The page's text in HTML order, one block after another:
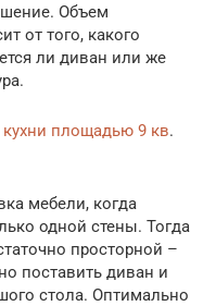
Объем
от того, какого
ли диван или же
кухни площадью 9 кв.
мебели, когда
одной стены. Тогда
просторной –
поставить диван и
стола. Оптимально